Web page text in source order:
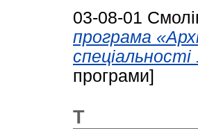
03-08-01
програма
програми]
Т